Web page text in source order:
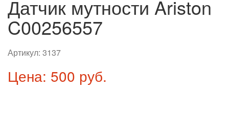
Датчик мутности Ariston
C00256557
Артикул: 3137
Цена: 500 руб.